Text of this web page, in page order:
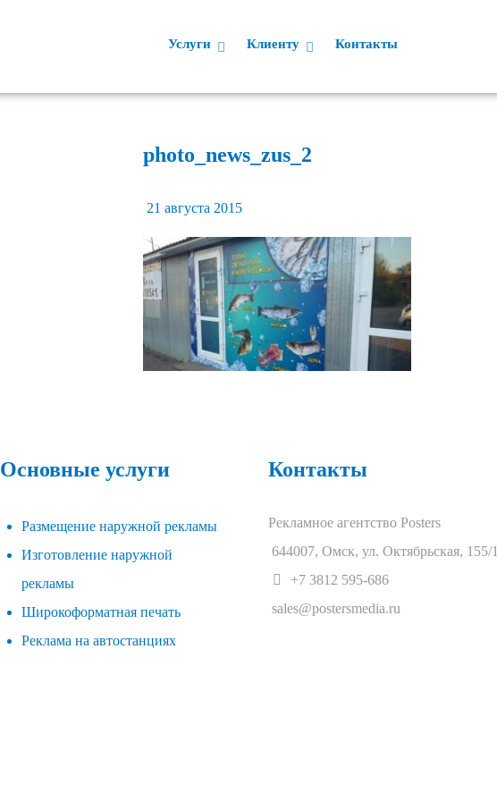
Услуги Клиенту Контакты
photo_news_zus_2
21 августа 2015
Основные услуги
Размещение наружной рекламы
Изготовление наружной
рекламы
Широкоформатная печать
Реклама на автостанциях
Контакты
Рекламное агентство Posters
644007, Омск, ул. Октябрьская, 155/1
+7 3812 595-686
sales@postersmedia.ru